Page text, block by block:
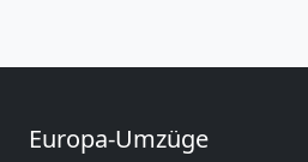
Europa-Umzüge